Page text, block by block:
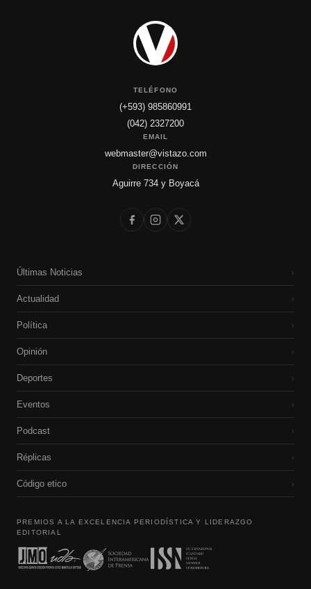
TELÉFONO
(+593) 985860991
(042) 2327200
EMAIL
webmaster@vistazo.com
DIRECCIÓN
Aguirre 734 y Boyacá
Últimas Noticias ›
Actualidad ›
Política ›
Opinión ›
Deportes ›
Eventos ›
Podcast ›
Réplicas ›
Código etico ›
PREMIOS A LA EXCELENCIA PERIODÍSTICA Y LIDERAZGO
EDITORIAL